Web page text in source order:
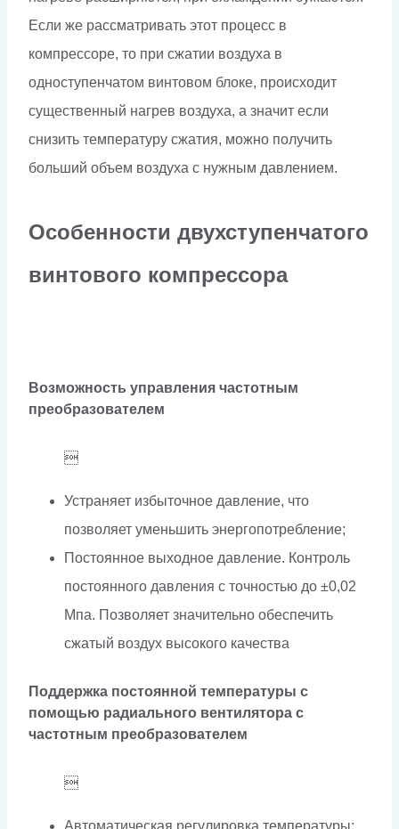
Если же рассматривать этот процесс в
компрессоре, то при сжатии воздуха в
одноступенчатом винтовом блоке, происходит
существенный нагрев воздуха, а значит если
снизить температуру сжатия, можно получить
больший объем воздуха с нужным давлением.
Особенности двухступенчатого
винтового компрессора
Возможность управления частотным
преобразователем

Устраняет избыточное давление, что
позволяет уменьшить энергопотребление;
Постоянное выходное давление. Контроль
постоянного давления с точностью до ±0,02
Мпа. Позволяет значительно обеспечить
сжатый воздух высокого качества
Поддержка постоянной температуры с
помощью радиального вентилятора с
частотным преобразователем

Автоматическая регулировка температуры;